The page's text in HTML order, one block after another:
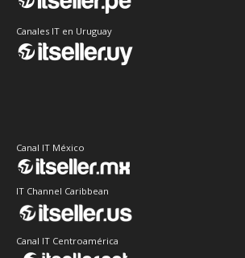
Canales IT en Uruguay
Canal IT México
IT Channel Caribbean
Canal IT Centroamérica